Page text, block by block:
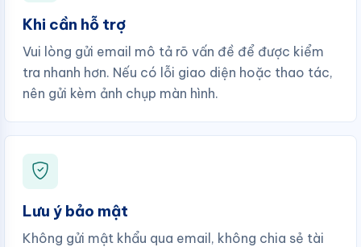
Khi cần hỗ trợ
Vui lòng gửi email mô tả rõ vấn đề để được kiểm
tra nhanh hơn. Nếu có lỗi giao diện hoặc thao tác,
nên gửi kèm ảnh chụp màn hình.
Lưu ý bảo mật
Không gửi mật khẩu qua email, không chia sẻ tài